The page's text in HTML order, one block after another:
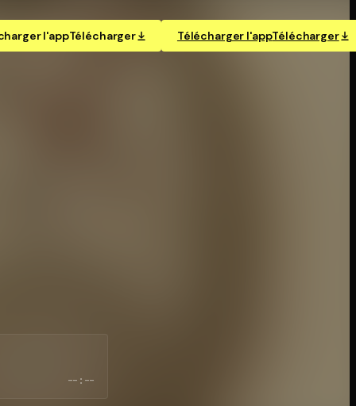
l'appTélécharger Télécharger l'appTélécharger
--:--